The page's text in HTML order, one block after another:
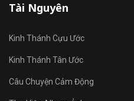
Tài Nguyên
Kinh Thánh Cựu Ước
Kinh Thánh Tân Ước
Câu Chuyện Cảm Động